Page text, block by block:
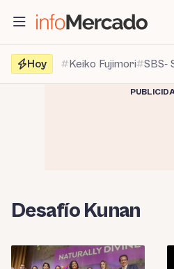
contenido
Hoy
Keiko Fujimori SBS-
Desafío Kunan